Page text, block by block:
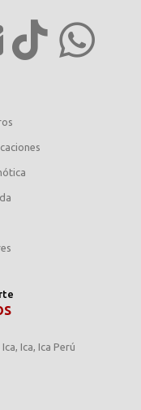
Ica, Ica Perú